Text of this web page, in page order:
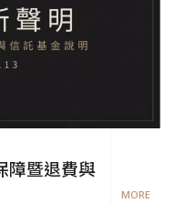
障暨退費與
MORE